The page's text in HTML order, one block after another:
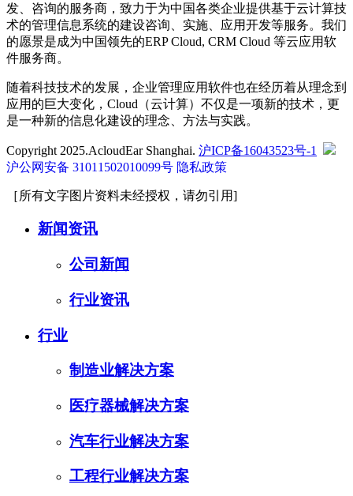
发、咨询的服务商，致力于为中国各类企业提供基于云计算技
术的管理信息系统的建设咨询、实施、应用开发等服务。我们
的愿景是成为中国领先的ERP Cloud, CRM Cloud 等云应用软
件服务商。
随着科技技术的发展，企业管理应用软件也在经历着从理念到
应用的巨大变化，Cloud（云计算）不仅是一项新的技术，更
是一种新的信息化建设的理念、方法与实践。
Copyright 2025.AcloudEar Shanghai. 沪ICP备16043523号-1
沪公网安备 31011502010099号 隐私政策
［所有文字图片资料未经授权，请勿引用]
新闻资讯
公司新闻
行业资讯
行业
制造业解决方案
医疗器械解决方案
汽车行业解决方案
工程行业解决方案